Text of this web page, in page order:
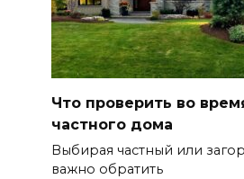
Что проверить во
частного дома
Выбирая частный или
важно обратить